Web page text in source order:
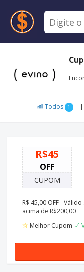
Todos 1 |
R$45
OFF
CUPOM
R$ 45,00 OFF -
acima de R$200,00
Melhor Cupom